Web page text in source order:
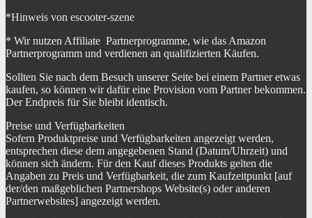
*Hinweis von escooter-szene
* Wir nutzen Affiliate Partnerprogramme, wie das Amazon
Partnerprogramm und verdienen an qualifizierten Käufen.
Sollten Sie nach dem Besuch unserer Seite bei einem Partner etwas
kaufen, so können wir dafür eine Provision vom Partner bekommen.
Der Endpreis für Sie bleibt identisch.
Preise und Verfügbarkeiten
Sofern Produktpreise und Verfügbarkeiten angezeigt werden,
entsprechen diese dem angegebenen Stand (Datum/Uhrzeit) und
können sich ändern. Für den Kauf dieses Produkts gelten die
Angaben zu Preis und Verfügbarkeit, die zum Kaufzeitpunkt [auf
der/den maßgeblichen Partnershops Website(s) oder anderen
Partnerwebsites] angezeigt werden.